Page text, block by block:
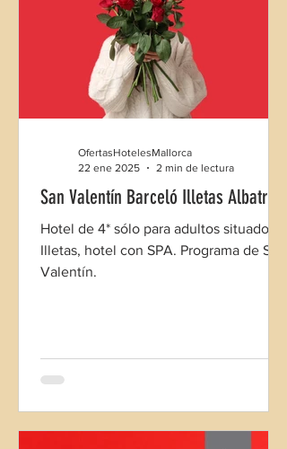
San Valentín Barceló Illetas Albatros
Hotel de 4* sólo para adultos situado en
Illetas, hotel con SPA. Programa de San
Valentín.
OfertasHotelesMallorca
22 ene 2025
2 min de lectura